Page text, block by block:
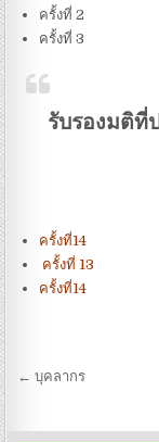
ครั้งที่ 2
ครั้งที่ 3
รับรองมติที่
ครั้งที่14
ครั้งที่ 13
ครั้งที่14
Post
← บุคลากร